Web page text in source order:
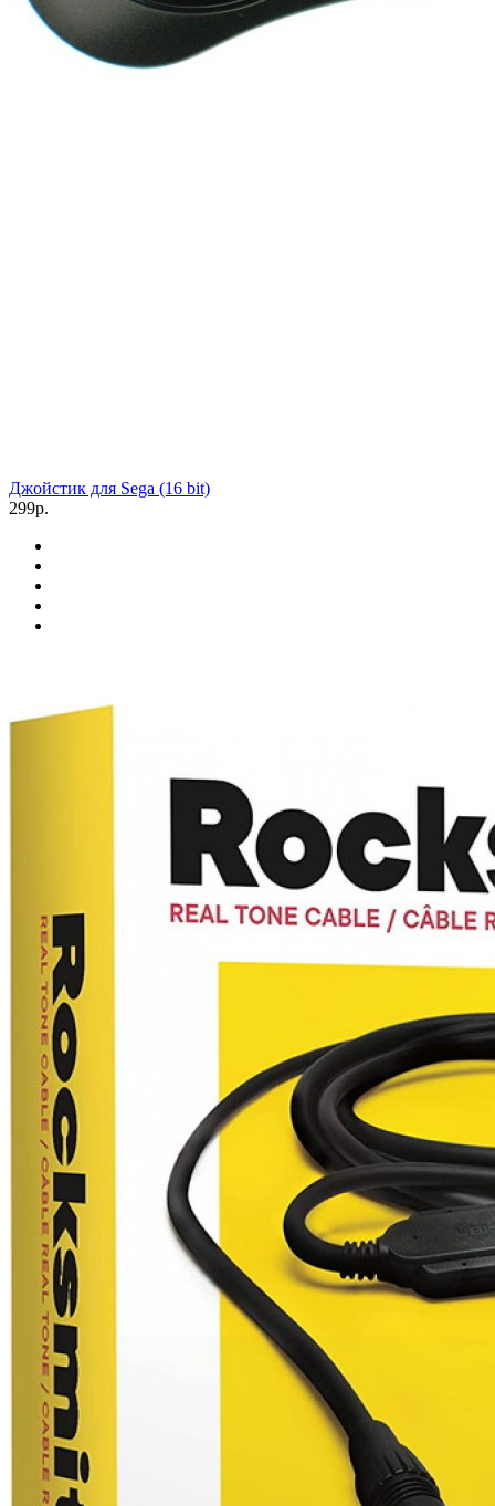
Джойстик для Sega (16 bit)
299р.